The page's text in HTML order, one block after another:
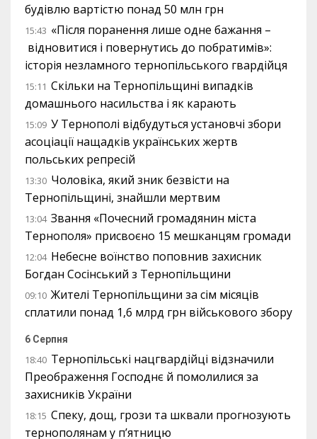
будівлю вартістю понад 50 млн грн
15:43 «Після поранення лише одне бажання –
відновитися і повернутись до побратимів»:
історія незламного тернопільського гвардійця
15:11 Скільки на Тернопільщині випадків
домашнього насильства і як карають
15:09 У Тернополі відбудуться установчі збори
асоціації нащадків українських жертв
польських репресій
13:30 Чоловіка, який зник безвісти на
Тернопільщині, знайшли мертвим
13:04 Звання «Почесний громадянин міста
Тернополя» присвоєно 15 мешканцям громади
12:04 Небесне воїнство поповнив захисник
Богдан Сосінський з Тернопільщини
09:10 Жителі Тернопільщини за сім місяців
сплатили понад 1,6 млрд грн військового збору
6 Серпня
18:40 Тернопільські нацгвардійці відзначили
Преображення Господнє й помолилися за
захисників України
18:15 Спеку, дощ, грози та шквали прогнозують
тернополянам у п’ятницю